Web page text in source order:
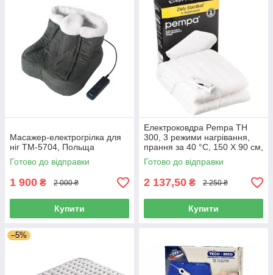
Масажер-електрогрілка для
ніг TM-5704, Польща
Готово до відправки
1 900 ₴ 2 000 ₴
Купити
Електроковдра Pempa TH
300, 3 режими нагрівання,
прання за 40 °C, 150 Х 90 см,
100 Вт, макс.темп. 60 °C,
Польща
Готово до відправки
2 137,50 ₴ 2 250 ₴
Купити
–5%